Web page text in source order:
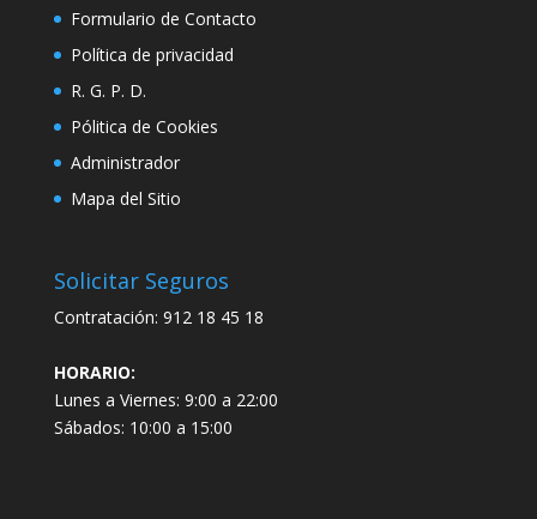
Formulario de Contacto
Política de privacidad
R. G. P. D.
Pólitica de Cookies
Administrador
Mapa del Sitio
Solicitar Seguros
Contratación: 912 18 45 18
HORARIO:
Lunes a Viernes: 9:00 a 22:00
Sábados: 10:00 a 15:00